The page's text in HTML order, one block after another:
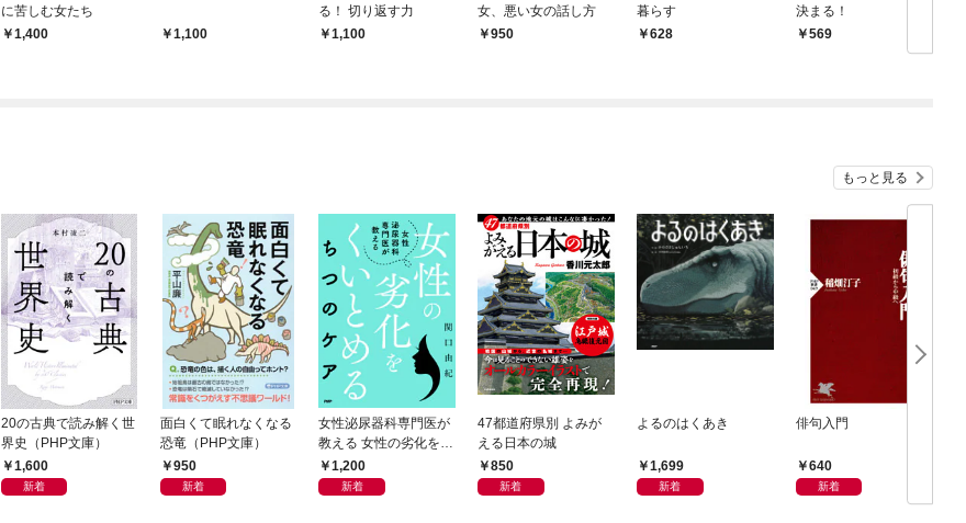
に苦しむ女たち
1,400
1,100
る！ 切り返す力
1,100
女、悪い女の話し方
950
暮らす
628
決まる！
569
もっと見る
20の古典で読み解く世
界史（PHP文庫）
1,600
新着
面白くて眠れなくなる
恐竜（PHP文庫）
950
新着
女性泌尿器科専門医が
教える 女性の劣化をく
いとめる ちつのケア
1,200
新着
47都道府県別 よみが
える日本の城
850
新着
よるのはくあき
1,699
新着
俳句入門
640
新着